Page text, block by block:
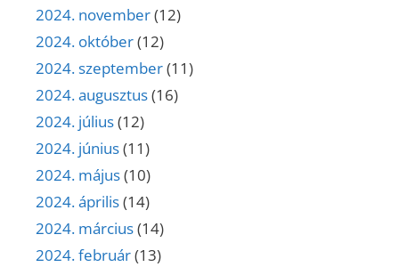
2024. november(12)
2024. október(12)
2024. szeptember(11)
2024. augusztus(16)
2024. július(12)
2024. június(11)
2024. május(10)
2024. április(14)
2024. március(14)
2024. február(13)